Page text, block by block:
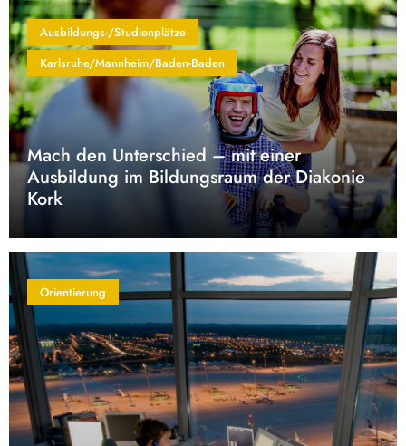
Ausbildungs-/Studienplätze
Karlsruhe/Mannheim/Baden-Baden
Mach den Unterschied – mit einer
Ausbildung im Bildungsraum der Diakonie
Kork
Orientierung